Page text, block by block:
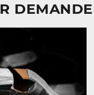
DEMANDE